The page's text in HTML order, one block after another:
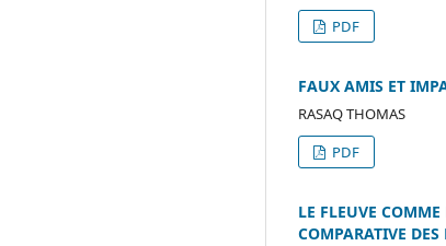
PDF
FAUX AMIS ET
RASAQ THOMAS
PDF
LE FLEUVE COMME
COMPARATIVE